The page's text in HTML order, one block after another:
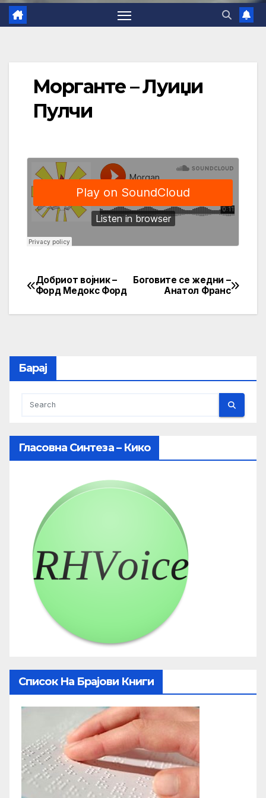
Морганте – Луиџи
Пулчи
Post
navigation
Боговите се жедни –
Анатол Франс
Добриот војник –
Форд Медокс Форд
Барај
Гласовна Синтеза – Кико
Список На Брајови Книги